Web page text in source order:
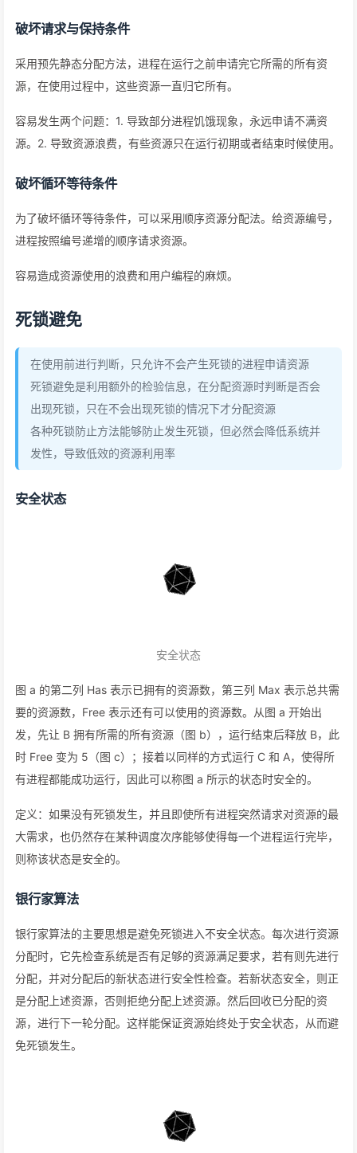
破坏请求与保持条件
采用预先静态分配方法，进程在运行之前申请完它所需的所有资
源，在使用过程中，这些资源一直归它所有。
容易发生两个问题：1. 导致部分进程饥饿现象，永远申请不满资
源。2. 导致资源浪费，有些资源只在运行初期或者结束时候使用。
破坏循环等待条件
为了破坏循环等待条件，可以采用顺序资源分配法。给资源编号，
进程按照编号递增的顺序请求资源。
容易造成资源使用的浪费和用户编程的麻烦。
死锁避免
在使用前进行判断，只允许不会产生死锁的进程申请资源
死锁避免是利用额外的检验信息，在分配资源时判断是否会
出现死锁，只在不会出现死锁的情况下才分配资源
各种死锁防止方法能够防止发生死锁，但必然会降低系统并
发性，导致低效的资源利用率
安全状态
安全状态
图 a 的第二列 Has 表示已拥有的资源数，第三列 Max 表示总共需
要的资源数，Free 表示还有可以使用的资源数。从图 a 开始出
发，先让 B 拥有所需的所有资源（图 b），运行结束后释放 B，此
时 Free 变为 5（图 c）；接着以同样的方式运行 C 和 A，使得所
有进程都能成功运行，因此可以称图 a 所示的状态时安全的。
定义：如果没有死锁发生，并且即使所有进程突然请求对资源的最
大需求，也仍然存在某种调度次序能够使得每一个进程运行完毕，
则称该状态是安全的。
银行家算法
银行家算法的主要思想是避免死锁进入不安全状态。每次进行资源
分配时，它先检查系统是否有足够的资源满足要求，若有则先进行
分配，并对分配后的新状态进行安全性检查。若新状态安全，则正
是分配上述资源，否则拒绝分配上述资源。然后回收已分配的资
源，进行下一轮分配。这样能保证资源始终处于安全状态，从而避
免死锁发生。